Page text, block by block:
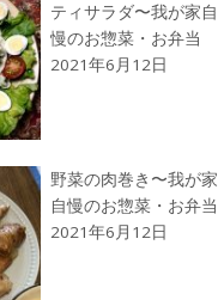
ティサラダ〜我が家自
慢のお惣菜・お弁当
2021年6月12日
野菜の肉巻き〜我が家
自慢のお惣菜・お弁当
2021年6月12日